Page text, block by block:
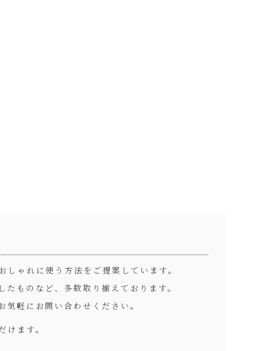
ゃれに使う方法をご提案しています。
ものなど、多数取り揃えております。
軽にお問い合わせください。
ます。